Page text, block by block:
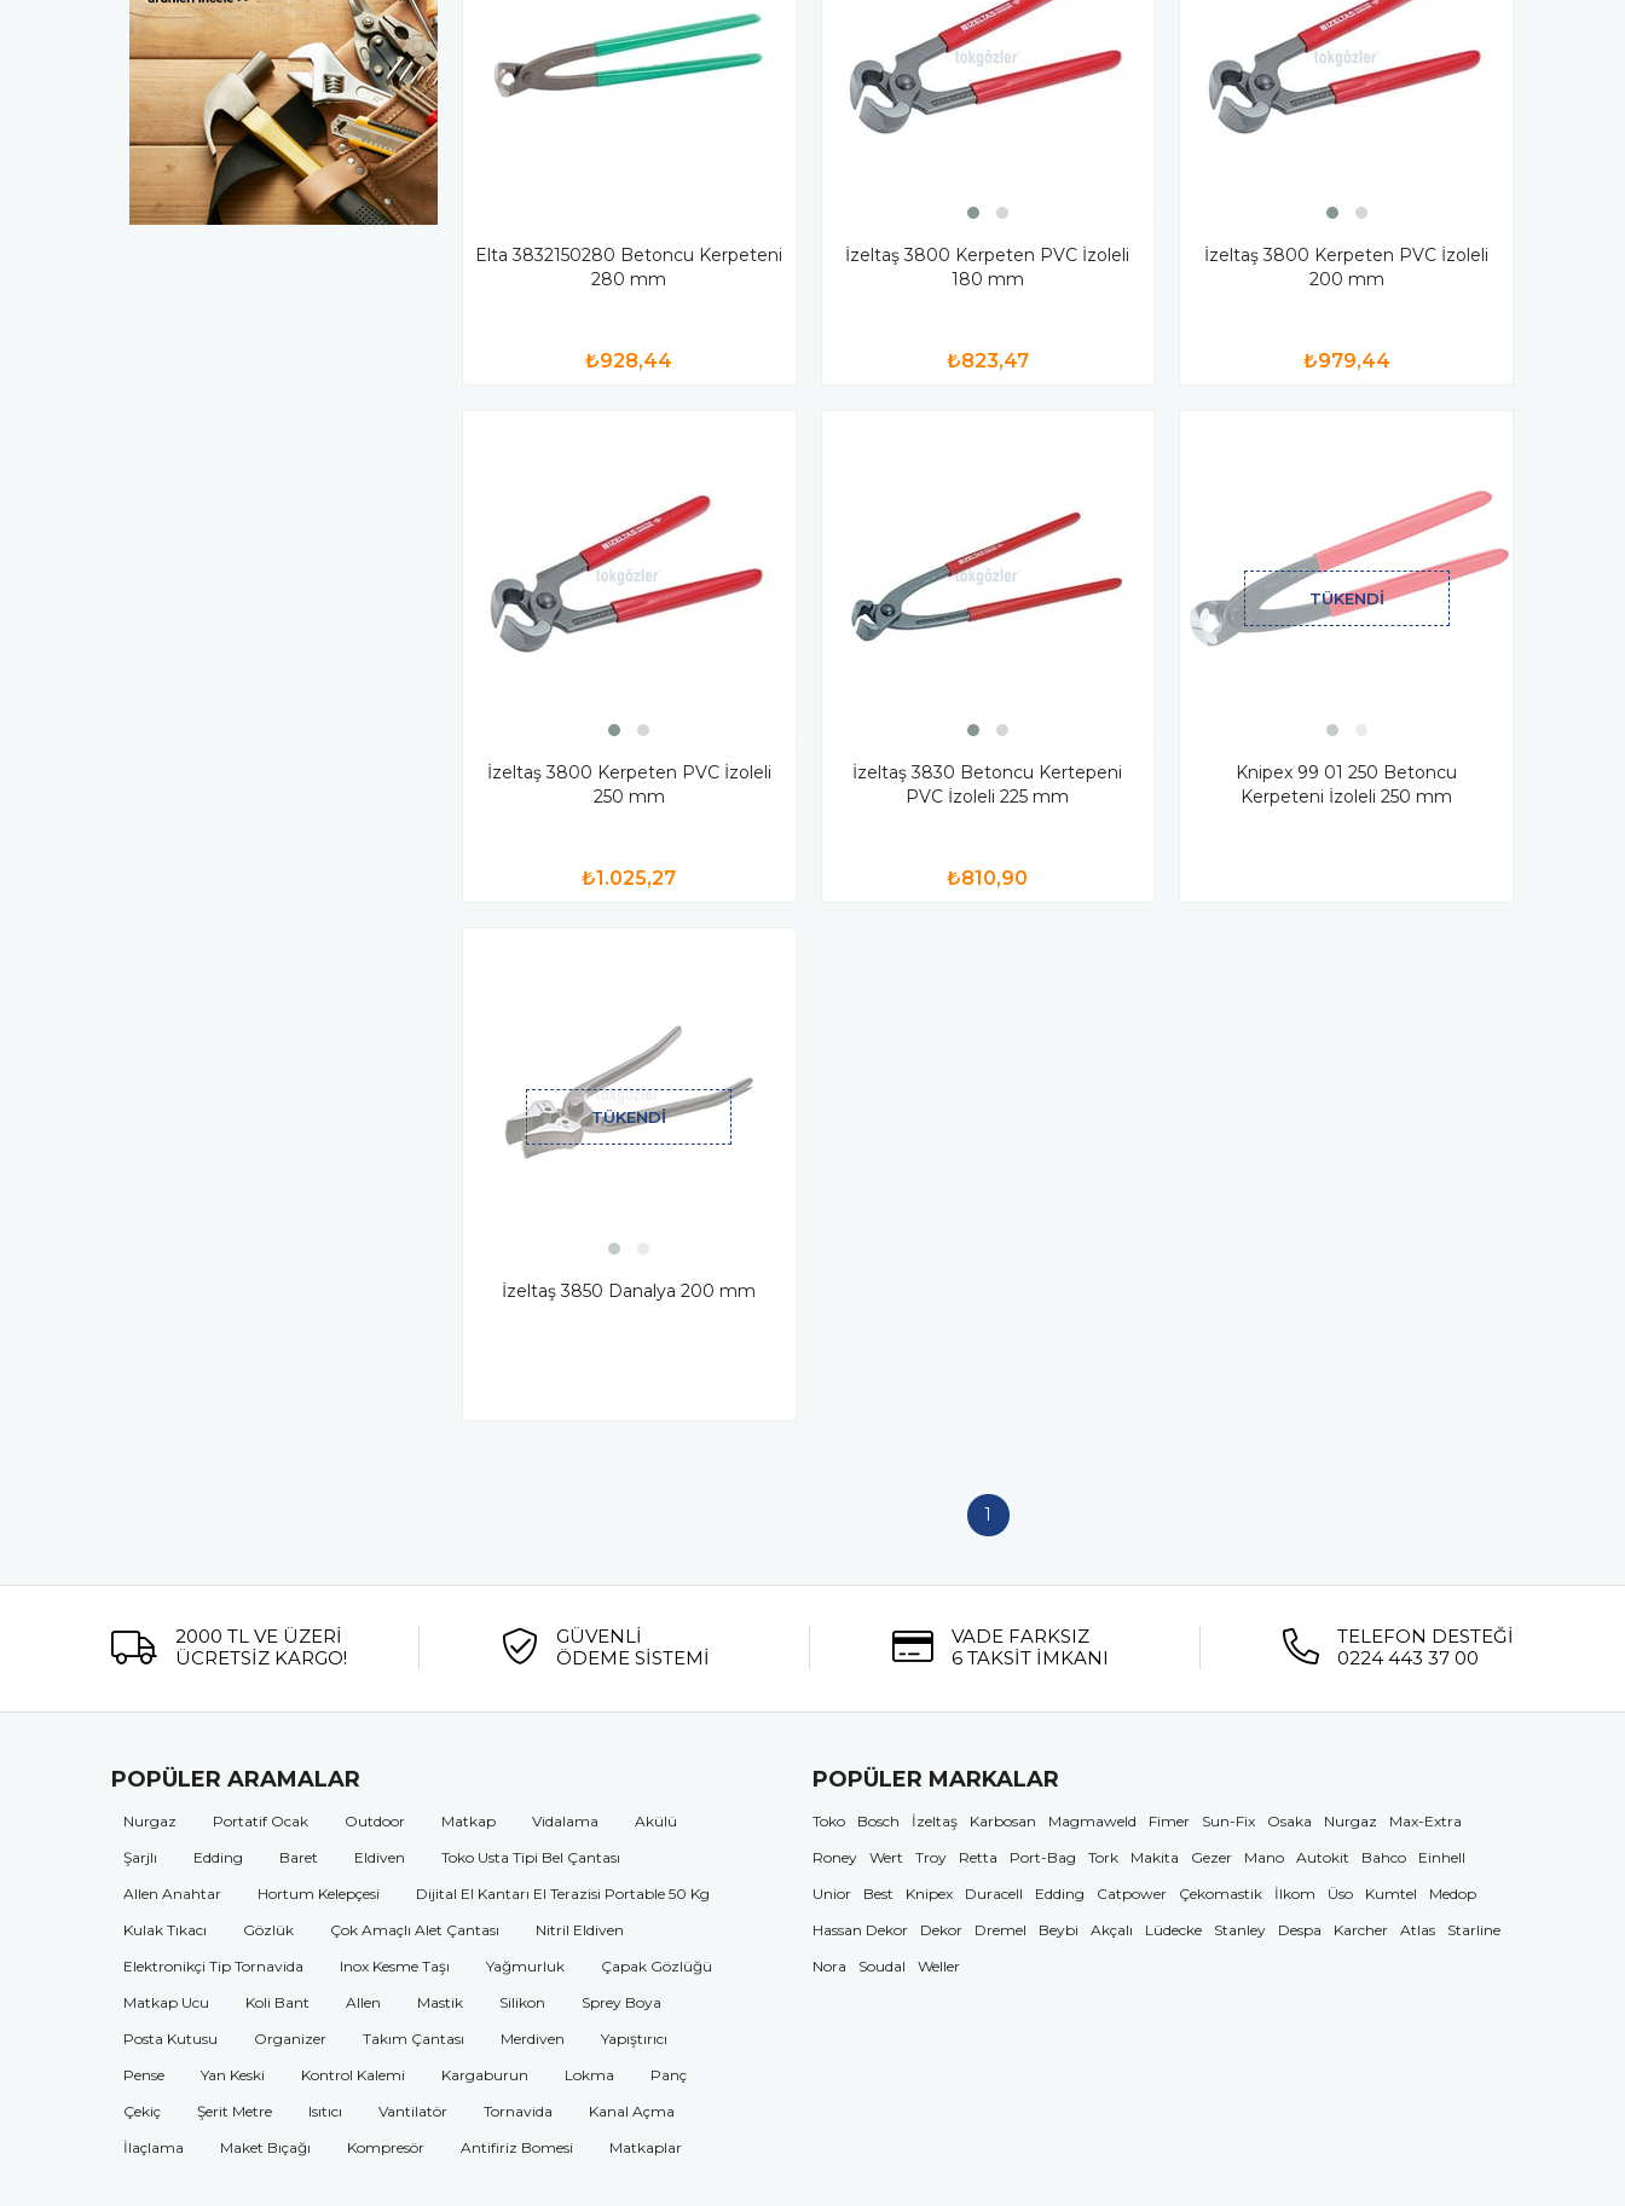
Elta 3832150280 Betoncu Kerpeteni
280 mm
₺928,44
İzeltaş 3800 Kerpeten PVC İzoleli
180 mm
₺823,47
İzeltaş 3800 Kerpeten PVC İzoleli
200 mm
₺979,44
İzeltaş 3800 Kerpeten PVC İzoleli
250 mm
₺1.025,27
İzeltaş 3830 Betoncu Kertepeni
PVC İzoleli 225 mm
₺810,90
TÜKENDI
Knipex 99 01 250 Betoncu
Kerpeteni İzoleli 250 mm
TÜKENDI
İzeltaş 3850 Danalya 200 mm
1
2000 TL VE ÜZERİ
ÜCRETSİZ KARGO!
GÜVENLİ
ÖDEME SİSTEMİ
VADE FARKSIZ
6 TAKSİT İMKANI
TELEFON DESTEĞİ
0224 443 37 00
POPÜLER ARAMALAR
Nurgaz Portatif Ocak Outdoor Matkap Vidalama
Akülü
Şarjlı
Edding Baret Eldiven
Toko Usta Tipi Bel Çantası
Allen Anahtar
Hortum Kelepçesi
Dijital El Kantarı El Terazisi Portable 50 Kg
Kulak Tıkacı
Gözlük Çok Amaçlı Alet Çantası
Nitril Eldiven
Elektronikçi Tip Tornavida
Inox Kesme Taşı Yağmurluk
Çapak Gözlüğü
Matkap Ucu
Koli Bant Allen Mastik Silikon
Sprey Boya
Posta Kutusu
Organizer Takım Çantası Merdiven
Yapıştırıcı
Pense
Yan Keski Kontrol Kalemi Kargaburun Lokma
Panç
Çekiç
Şerit Metre Isıtıcı Vantilatör Tornavida
Kanal Açma
İlaçlama
Maket Bıçağı Kompresör Antifiriz Bomesi Matkaplar
POPÜLER MARKALAR
Toko Bosch İzeltaş Karbosan Magmaweld Fimer Sun-Fix Osaka Nurgaz
Max-Extra
Roney
Wert Troy Retta Port-Bag Tork Makita Gezer Mano Autokit Bahco
Einhell
Unior
Best Knipex Duracell Edding Catpower Çekomastik İlkom Üso Kumtel
Medop
Hassan Dekor
Dekor Dremel Beybi Akçalı Lüdecke Stanley Despa Karcher Atlas
Starline
Nora
Soudal Weller